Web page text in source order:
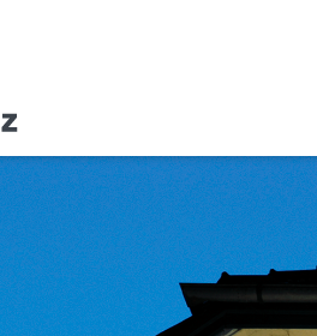
UM BAD TÖLZ